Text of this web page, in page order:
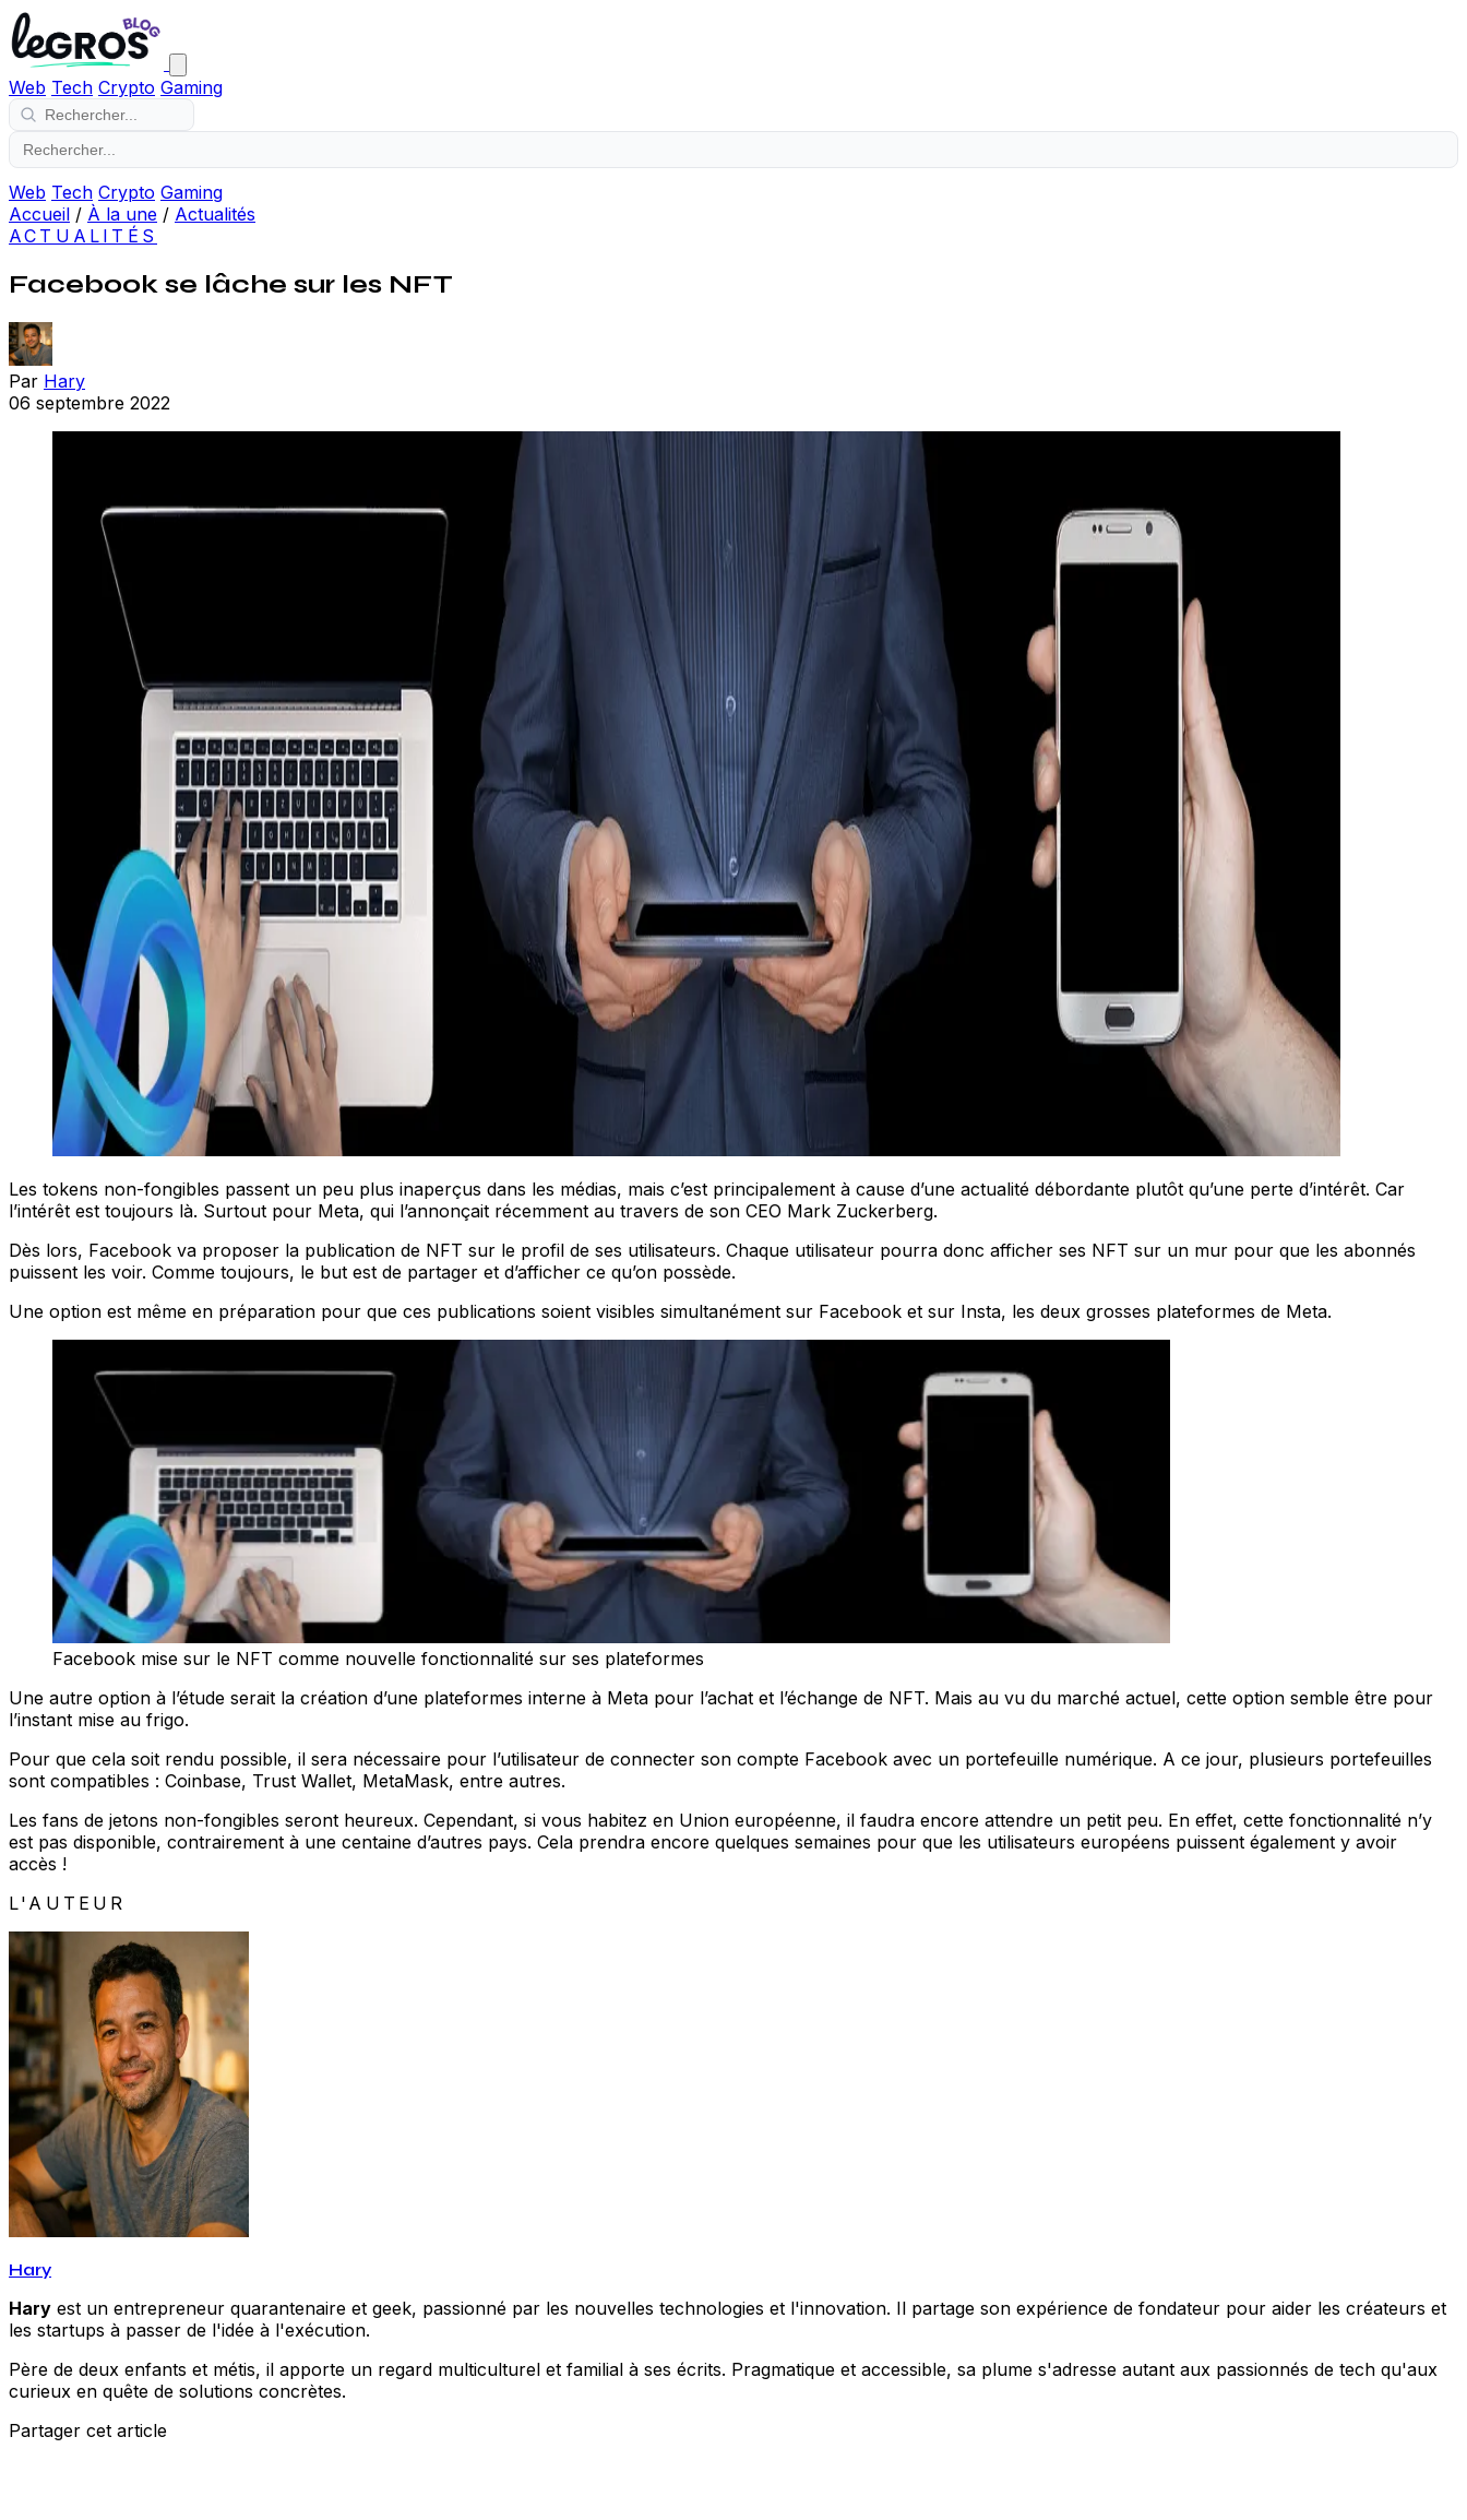
Web Tech Crypto Gaming
Web Tech Crypto Gaming
Accueil / À la une / Actualités
ACTUALITÉS
Facebook se lâche sur les NFT
Par Hary
06 septembre 2022
Les tokens non-fongibles passent un peu plus inaperçus dans les médias, mais c’est principalement à cause d’une actualité débordante plutôt qu’une perte d’intérêt. Car
l’intérêt est toujours là. Surtout pour Meta, qui l’annonçait récemment au travers de son CEO Mark Zuckerberg.
Dès lors, Facebook va proposer la publication de NFT sur le profil de ses utilisateurs. Chaque utilisateur pourra donc afficher ses NFT sur un mur pour que les abonnés
puissent les voir. Comme toujours, le but est de partager et d’afficher ce qu’on possède.
Une option est même en préparation pour que ces publications soient visibles simultanément sur Facebook et sur Insta, les deux grosses plateformes de Meta.
Facebook mise sur le NFT comme nouvelle fonctionnalité sur ses plateformes
Une autre option à l’étude serait la création d’une plateformes interne à Meta pour l’achat et l’échange de NFT. Mais au vu du marché actuel, cette option semble être pour
l’instant mise au frigo.
Pour que cela soit rendu possible, il sera nécessaire pour l’utilisateur de connecter son compte Facebook avec un portefeuille numérique. A ce jour, plusieurs portefeuilles
sont compatibles : Coinbase, Trust Wallet, MetaMask, entre autres.
Les fans de jetons non-fongibles seront heureux. Cependant, si vous habitez en Union européenne, il faudra encore attendre un petit peu. En effet, cette fonctionnalité n’y
est pas disponible, contrairement à une centaine d’autres pays. Cela prendra encore quelques semaines pour que les utilisateurs européens puissent également y avoir
accès !
L'AUTEUR
Hary
Hary est un entrepreneur quarantenaire et geek, passionné par les nouvelles technologies et l'innovation. Il partage son expérience de fondateur pour aider les créateurs et
les startups à passer de l'idée à l'exécution.
Père de deux enfants et métis, il apporte un regard multiculturel et familial à ses écrits. Pragmatique et accessible, sa plume s'adresse autant aux passionnés de tech qu'aux
curieux en quête de solutions concrètes.
Partager cet article